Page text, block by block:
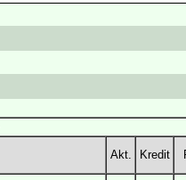
Akt. Kredit